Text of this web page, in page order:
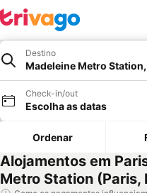
Destino
Madeleine Metro
Check-in/out
Escolha as datas
Ordenar
Alojamentos em
Metro Station (Paris,